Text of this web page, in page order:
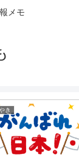
メモ
き